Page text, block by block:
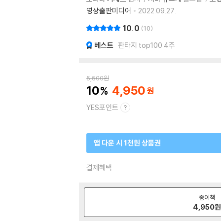
영상출판미디어
2022.09.27.
10.0 10
베스트 판타지 top100 4주
5,500원
10 4,950
YES포인트
앱 다운 시 1천원 상품권
결제혜택
종이책
4,950원